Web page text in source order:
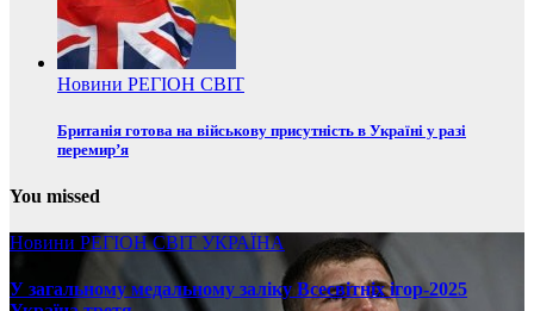
Новини РЕГІОН СВІТ
Британія готова на військову присутність в Україні у разі
перемир’я
You missed
Новини РЕГІОНСВІТ УКРАЇНА
У загальному медальному заліку Всесвітніх ігор-2025